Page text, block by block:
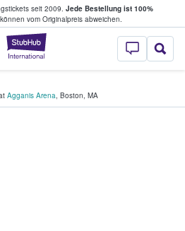
seit 2009. Jede Bestellung ist 100%
vom Originalpreis abweichen.
StubHub - Wo
& verkaufen
Agganis Arena, Boston, MA